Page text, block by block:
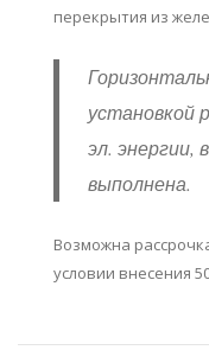
перекрытия из
установкой
эл. энергии,
выполнена.
Возможна
условии внесения